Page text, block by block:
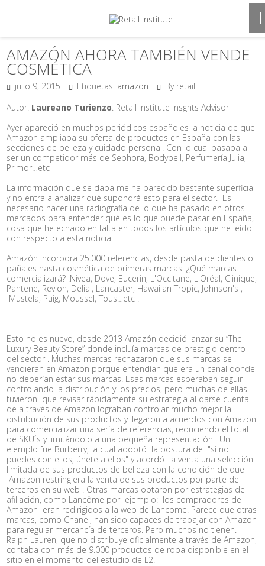
AMAZÓN AHORA TAMBIÉN VENDE
COSMÉTICA
julio 9, 2015 Etiquetas: amazon
By retail
Autor: Laureano Turienzo. Retail Institute Insghts Advisor
Ayer apareció en muchos periódicos españoles la noticia de que
Amazon ampliaba su oferta de productos en España con las
secciones de belleza y cuidado personal. Con lo cual pasaba a
ser un competidor más de Sephora, Bodybell, Perfumería Julia,
Primor…etc
La información que se daba me ha parecido bastante superficial
y no entra a analizar qué supondrá esto para el sector. Es
necesario hacer una radiografia de lo que ha pasado en otros
mercados para entender qué es lo que puede pasar en España,
cosa que he echado en falta en todos los artículos que he leído
con respecto a esta noticia
Amazón incorpora 25.000 referencias, desde pasta de dientes o
pañales hasta cosmética de primeras marcas. ¿Qué marcas
comercializará? :Nivea, Dove, Eucerin, L'Occitane, L'Oréal, Clinique,
Pantene, Revlon, Delial, Lancaster, Hawaiian Tropic, Johnson's ,
Mustela, Puig, Moussel, Tous…etc .
Esto no es nuevo, desde 2013 Amazón decidió lanzar su “The
Luxury Beauty Store” donde incluía marcas de prestigio dentro
del sector . Muchas marcas rechazaron que sus marcas se
vendieran en Amazon porque entendían que era un canal donde
no deberían estar sus marcas. Esas marcas esperaban seguir
controlando la distribución y los precios, pero muchas de ellas
tuvieron que revisar rápidamente su estrategia al darse cuenta
de a través de Amazon lograban controlar mucho mejor la
distribución de sus productos y llegaron a acuerdos con Amazon
para comercializar una sería de referencias, reduciendo el total
de SKU´s y limitándolo a una pequeña representación . Un
ejemplo fue Burberry, la cual adoptó la postura de "si no
puedes con ellos, únete a ellos" y acordó la venta una selección
limitada de sus productos de belleza con la condición de que
Amazon restringiera la venta de sus productos por parte de
terceros en su web . Otras marcas optaron por estrategias de
afiliación, como Lancôme por ejemplo: los compradores de
Amazon eran redirigidos a la web de Lancome. Parece que otras
marcas, como Chanel, han sido capaces de trabajar con Amazon
para regular mercancía de terceros. Pero muchos no tienen.
Ralph Lauren, que no distribuye oficialmente a través de Amazon,
contaba con más de 9.000 productos de ropa disponible en el
sitio en el momento del estudio de L2.